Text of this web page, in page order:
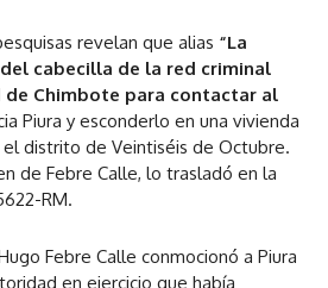
revelan que alias “La
cabecilla de la red criminal
Chimbote para contactar al
Piura y esconderlo en una vivienda
distrito de Veintiséis de Octubre.
de Febre Calle, lo trasladó en la
RM.
Febre Calle conmocionó a Piura
en ejercicio que había